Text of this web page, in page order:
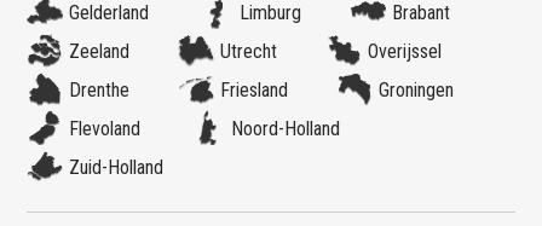
Gelderland Limburg
Brabant
Zeeland
Utrecht
Overijssel
Drenthe
Friesland
Groningen
Flevoland
Noord-Holland
Zuid-Holland